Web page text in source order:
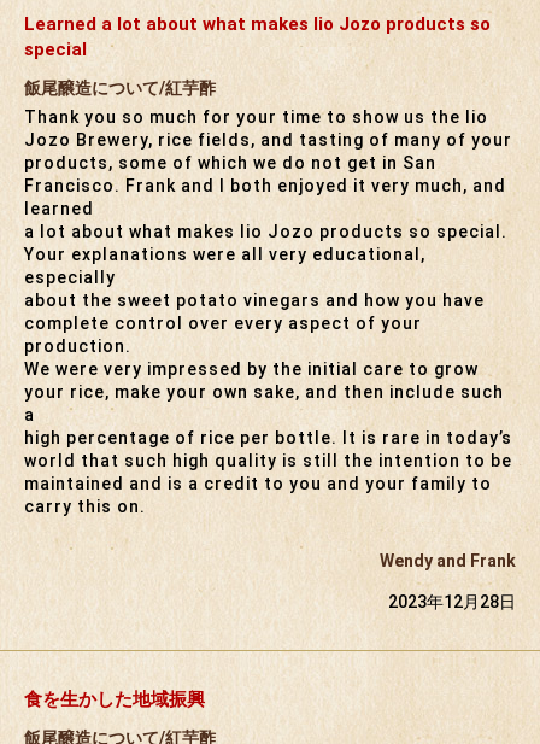
Learned a lot about what makes Iio Jozo products so
special
飯尾醸造について/紅芋酢
Thank you so much for your time to show us the Iio
Jozo Brewery, rice fields, and tasting of many of your
products, some of which we do not get in San
Francisco. Frank and I both enjoyed it very much, and
learned
a lot about what makes Iio Jozo products so special.
Your explanations were all very educational,
especially
about the sweet potato vinegars and how you have
complete control over every aspect of your
production.
We were very impressed by the initial care to grow
your rice, make your own sake, and then include such
a
high percentage of rice per bottle. It is rare in today’s
world that such high quality is still the intention to be
maintained and is a credit to you and your family to
carry this on.
Wendy and Frank
2023年12月28日
食を生かした地域振興
飯尾醸造について/紅芋酢